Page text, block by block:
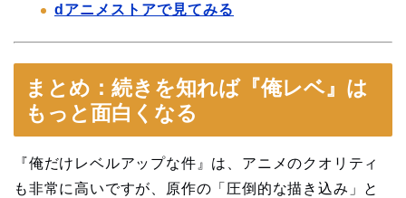
dアニメストアで見てみる
まとめ：続きを知れば『俺レベ』は
もっと面白くなる
『俺だけレベルアップな件』は、アニメのクオリティ
も非常に高いですが、原作の「圧倒的な描き込み」と